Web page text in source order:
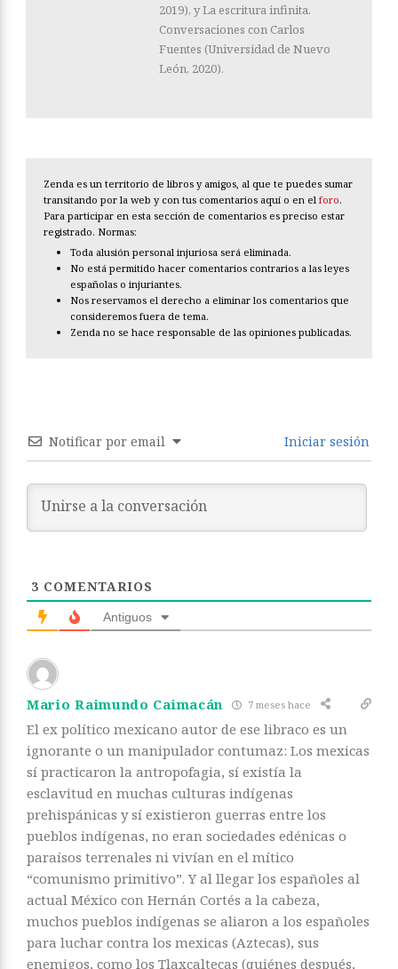
2019), y La escritura infinita.
Conversaciones con Carlos
Fuentes (Universidad de Nuevo
León, 2020).
Zenda es un territorio de libros y amigos, al que te puedes sumar
transitando por la web y con tus comentarios aquí o en el foro.
Para participar en esta sección de comentarios es preciso estar
registrado. Normas:
Toda alusión personal injuriosa será eliminada.
No está permitido hacer comentarios contrarios a las leyes
españolas o injuriantes.
Nos reservamos el derecho a eliminar los comentarios que
consideremos fuera de tema.
Zenda no se hace responsable de las opiniones publicadas.
Notificar por email Iniciar sesión
3 COMENTARIOS
Antiguos
Mario Raimundo Caimacán 7 meses hace
El ex político mexicano autor de ese libraco es un
ignorante o un manipulador contumaz: Los mexicas
sí practicaron la antropofagia, sí existía la
esclavitud en muchas culturas indígenas
prehispánicas y sí existieron guerras entre los
pueblos indígenas, no eran sociedades edénicas o
paraísos terrenales ni vivían en el mítico
“comunismo primitivo”. Y al llegar los españoles al
actual México con Hernán Cortés a la cabeza,
muchos pueblos indígenas se aliaron a los españoles
para luchar contra los mexicas (Aztecas), sus
enemigos, como los Tlaxcaltecas (quiénes después,